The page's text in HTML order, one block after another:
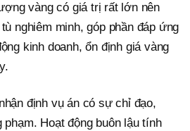
vàng có giá trị rất lớn nên
nghiêm minh, góp phần đáp ứng
kinh doanh, ổn định giá vàng
định vụ án có sự chỉ đạo,
phạm. Hoạt động buôn lậu tính